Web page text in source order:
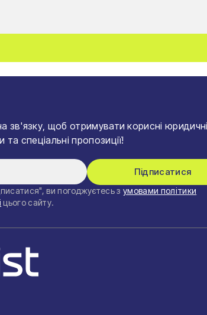
зв'язку, щоб отримувати корисні юридичні
спеціальні пропозиції!
Підписатися
ви погоджуєтесь з умовами політики
цього сайту.